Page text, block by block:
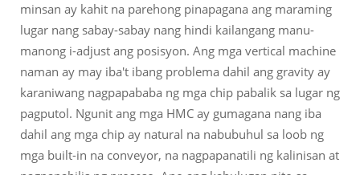
minsan ay kahit na parehong pinapagana ang maraming
lugar nang sabay-sabay nang hindi kailangang manu-
manong i-adjust ang posisyon. Ang mga vertical machine
naman ay may iba't ibang problema dahil ang gravity ay
karaniwang nagpapababa ng mga chip pabalik sa lugar ng
pagputol. Ngunit ang mga HMC ay gumagana nang iba
dahil ang mga chip ay natural na nabubuhul sa loob ng
mga built-in na conveyor, na nagpapanatili ng kalinisan at